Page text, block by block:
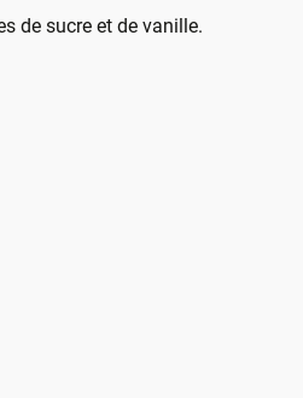
de sucre et de vanille.